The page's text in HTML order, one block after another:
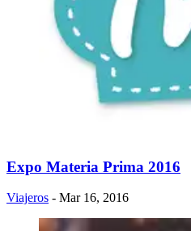
Expo Materia Prima 2016
Viajeros - Mar 16, 2016